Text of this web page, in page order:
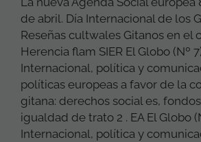
de abril. Día Internacional de los
Reseñas cultwales Gitanos en el
Herencia flam SIER El Globo (Nº
Internacional, política y
políticas europeas a favor de la
gitana: derechos social es,
igualdad de trato 2 . EA El Globo
Internacional, política y